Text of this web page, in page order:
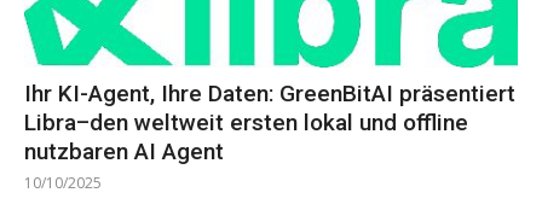
Ihr KI-Agent, Ihre Daten: GreenBitAI präsentiert
Libra–den weltweit ersten lokal und offline
nutzbaren AI Agent
10/10/2025